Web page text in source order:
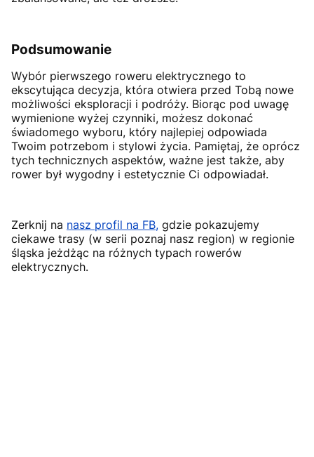
Podsumowanie
Wybór pierwszego roweru elektrycznego to
ekscytująca decyzja, która otwiera przed Tobą nowe
możliwości eksploracji i podróży. Biorąc pod uwagę
wymienione wyżej czynniki, możesz dokonać
świadomego wyboru, który najlepiej odpowiada
Twoim potrzebom i stylowi życia. Pamiętaj, że oprócz
tych technicznych aspektów, ważne jest także, aby
rower był wygodny i estetycznie Ci odpowiadał.
Zerknij na nasz profil na FB, gdzie pokazujemy
ciekawe trasy (w serii poznaj nasz region) w regionie
śląska jeżdżąc na różnych typach rowerów
elektrycznych.